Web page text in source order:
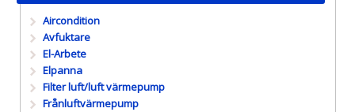
Aircondition
Avfuktare
El-Arbete
Elpanna
Filter luft/luft värmepump
Frånluftvärmepump